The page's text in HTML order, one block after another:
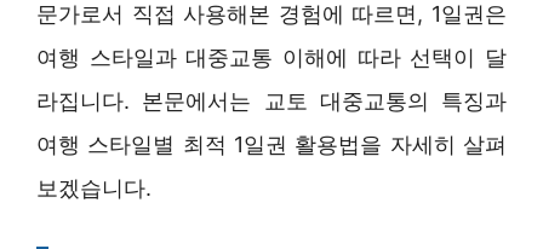
문가로서 직접 사용해본 경험에 따르면, 1일권은
여행 스타일과 대중교통 이해에 따라 선택이 달
라집니다. 본문에서는 교토 대중교통의 특징과
여행 스타일별 최적 1일권 활용법을 자세히 살펴
보겠습니다.